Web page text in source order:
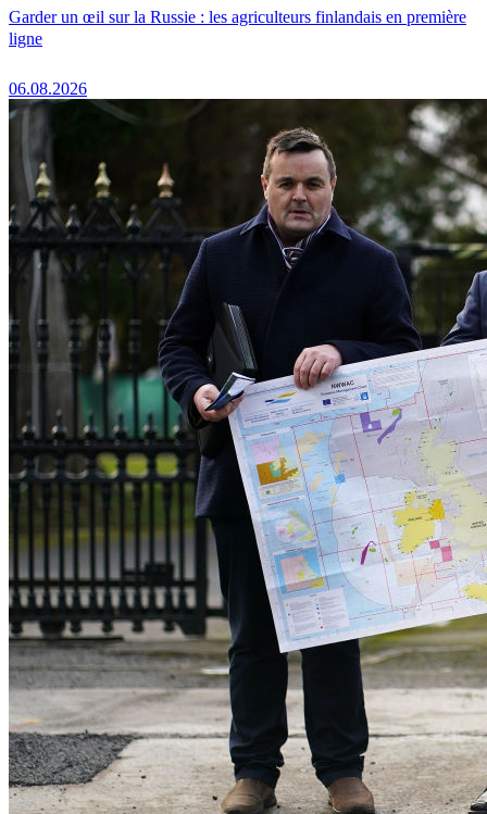
Garder un œil sur la Russie : les agriculteurs finlandais en première
ligne
06.08.2026